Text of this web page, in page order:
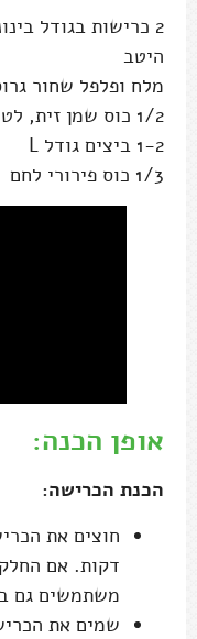
היטב
מלח ופלפל שחור
1/2 כוס שמן זית, לטיגון רדוד
1-2 ביצים גודל L
1/3 כוס פירורי לחם
אופן הכנה:
הכנת הכרישה:
חוצים את
דקות. אם
משתמשים גם
שמים את